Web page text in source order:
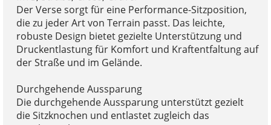
Der Verse sorgt für eine Performance-Sitzposition,
die zu jeder Art von Terrain passt. Das leichte,
robuste Design bietet gezielte Unterstützung und
Druckentlastung für Komfort und Kraftentfaltung auf
der Straße und im Gelände.
Durchgehende Aussparung
Die durchgehende Aussparung unterstützt gezielt
die Sitzknochen und entlastet zugleich das